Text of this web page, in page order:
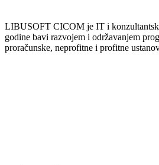
LIBUSOFT CICOM je IT i
godine bavi razvojem i održavanjem
proračunske, neprofitne i profitne